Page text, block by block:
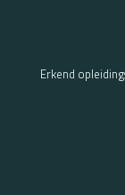
Erkend